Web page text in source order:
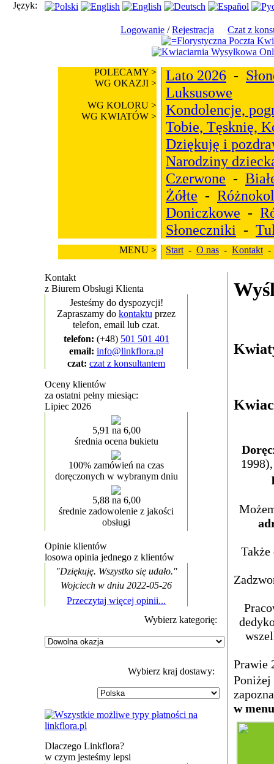
Język:
Logowanie /Rejestracja Czat z
POLECAMY >
WG OKAZJI >
WG KOLORU >
WG KWIATÓW >
Lato 2026 -
Luksusowe
Kondolencje,
Tobie, Tęsknię,
Dziękuję i
Narodziny
Czerwone -
Żółte -
Doniczkowe -
Słoneczniki -
MENU > Start - O nas - Kontakt
Kontakt
z Biurem Obsługi Klienta
Jesteśmy do dyspozycji!
Zapraszamy do kontaktu przez
telefon, email lub czat.
telefon: (+48) 501 501 401
email: info@linkflora.pl
czat: czat z konsultantem
Oceny klientów
za ostatni pełny miesiąc:
Lipiec 2026
5,91 na 6,00
średnia ocena bukietu
100% zamówień na czas
doręczonych w wybranym dniu
5,88 na 6,00
średnie zadowolenie z jakości
obsługi
Opinie klientów
losowa opinia jednego z klientów
"Dziękuję. Wszystko się udało."
Wojciech w dniu 2022-05-26
Przeczytaj więcej opinii...
Wybierz kategorię:
Wybierz kraj dostawy:
Dlaczego Linkflora?
w czym jesteśmy lepsi
Prawie
Poniżej
w